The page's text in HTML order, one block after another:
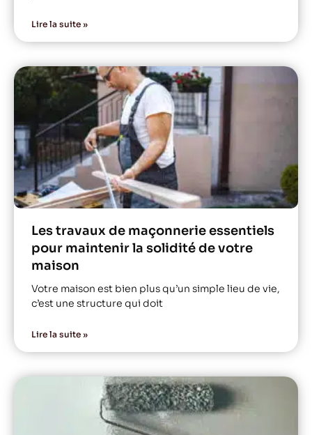
Lire la suite »
Les travaux de maçonnerie essentiels
pour maintenir la solidité de votre
maison
Votre maison est bien plus qu’un simple lieu de vie,
c’est une structure qui doit
Lire la suite »